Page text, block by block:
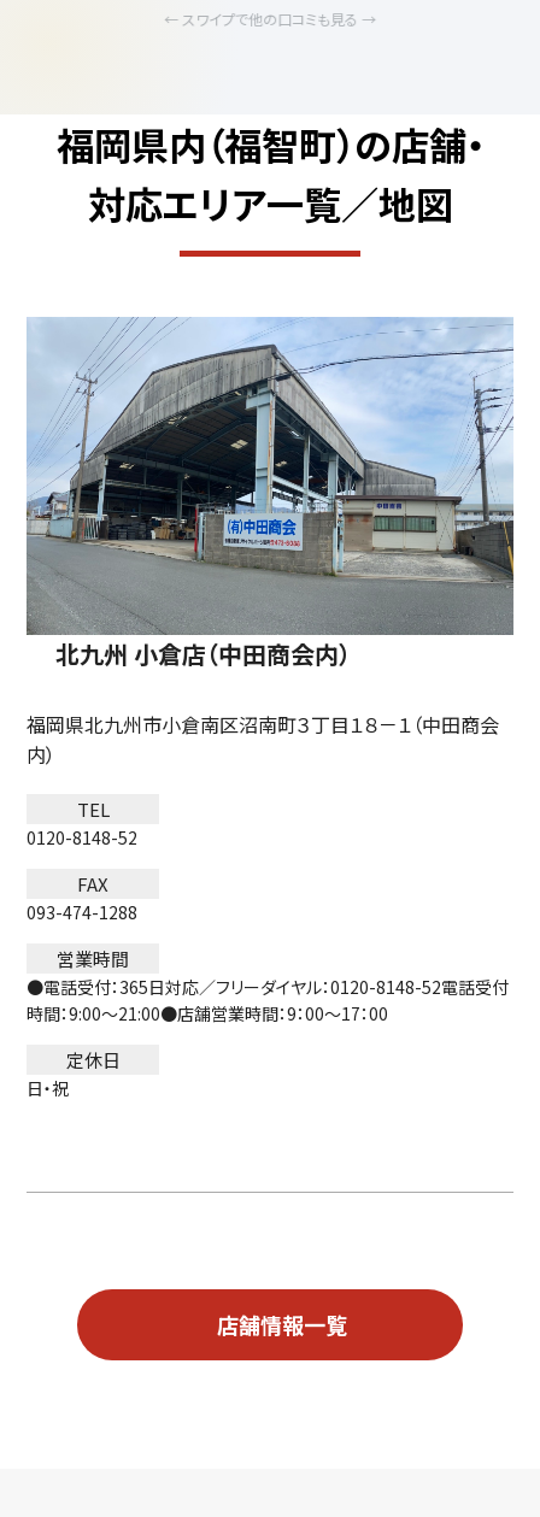
← スワイプで他の口コミも見る →
福岡県内（福智町）の店舗・
対応エリア一覧／地図
北九州 小倉店（中田商会内）
福岡県北九州市小倉南区沼南町３丁目１８－１（中田商会
内）
TEL
0120-8148-52
FAX
093-474-1288
営業時間
●電話受付：365日対応／フリーダイヤル：0120-8148-52電話受付
時間：9:00～21:00●店舗営業時間：9：00～17：00
定休日
日・祝
店舗情報一覧